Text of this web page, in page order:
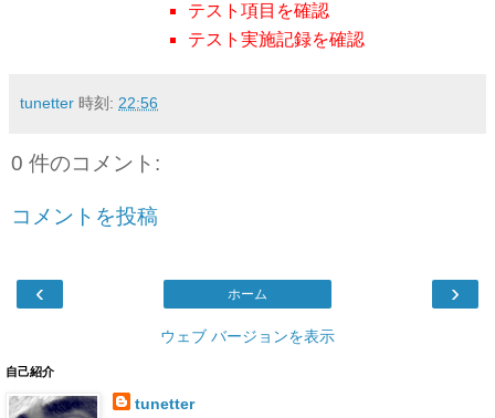
テスト項目を確認
テスト実施記録を確認
tunetter 時刻: 22:56
0 件のコメント:
コメントを投稿
‹ ›
ホーム
ウェブ バージョンを表示
自己紹介
tunetter